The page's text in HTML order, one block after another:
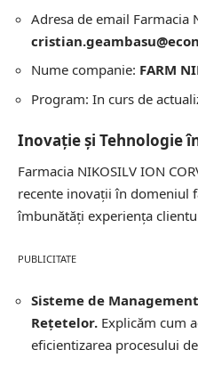
Adresa de email Farmacia
Nume companie: FARM
Program: In curs de
Inovație și Tehnologie
Farmacia NIKOSILV ION
recente inovații în domeniul
îmbunătăți experiența
PUBLICITATE
Sisteme de
Rețetelor. Explicăm cum
eficientizarea procesului